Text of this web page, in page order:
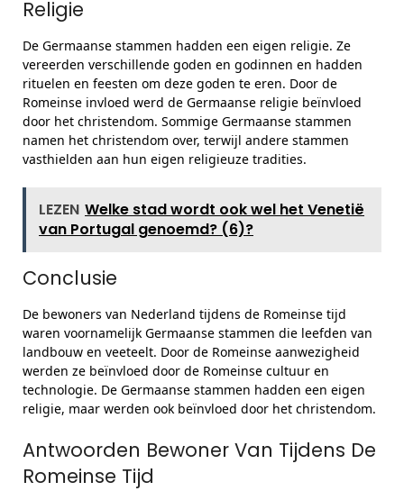
Religie
De Germaanse stammen hadden een eigen religie. Ze
vereerden verschillende goden en godinnen en hadden
rituelen en feesten om deze goden te eren. Door de
Romeinse invloed werd de Germaanse religie beïnvloed
door het christendom. Sommige Germaanse stammen
namen het christendom over, terwijl andere stammen
vasthielden aan hun eigen religieuze tradities.
LEZEN Welke stad wordt ook wel het Venetië
van Portugal genoemd? (6)?
Conclusie
De bewoners van Nederland tijdens de Romeinse tijd
waren voornamelijk Germaanse stammen die leefden van
landbouw en veeteelt. Door de Romeinse aanwezigheid
werden ze beïnvloed door de Romeinse cultuur en
technologie. De Germaanse stammen hadden een eigen
religie, maar werden ook beïnvloed door het christendom.
Antwoorden Bewoner Van Tijdens De
Romeinse Tijd